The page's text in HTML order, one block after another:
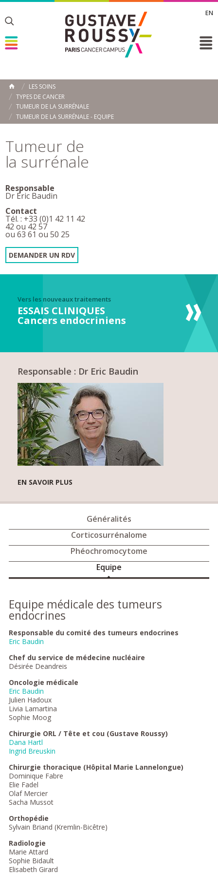
EN
Toggle
Toggle
Toggle
ACCUEIL
LES SOINS
TYPES DE CANCER
TUMEUR DE LA SURRÉNALE
TUMEUR DE LA SURRÉNALE - EQUIPE
Tumeur de
la surrénale
Responsable
Dr Eric Baudin
Contact
Tél. : +33 (0)1 42 11 42
42 ou 42 57
ou 63 61 ou 50 25
DEMANDER UN RDV
Vers les nouveaux traitements
ESSAIS CLINIQUES
Cancers endocriniens
Responsable : Dr Eric Baudin
EN SAVOIR PLUS
Généralités
Corticosurrénalome
Phéochromocytome
Equipe
Equipe médicale des tumeurs
endocrines
Responsable du comité des tumeurs endocrines
Eric Baudin
Chef du service de médecine nucléaire
Désirée Deandreis
Oncologie médicale
Eric Baudin
Julien Hadoux
Livia Lamartina
Sophie Moog
Chirurgie ORL / Tête et cou (Gustave Roussy)
Dana Hartl
Ingrid Breuskin
Chirurgie thoracique (Hôpital Marie Lannelongue)
Dominique Fabre
Elie Fadel
Olaf Mercier
Sacha Mussot
Orthopédie
Sylvain Briand (Kremlin-Bicêtre)
Radiologie
Marie Attard
Sophie Bidault
Elisabeth Girard